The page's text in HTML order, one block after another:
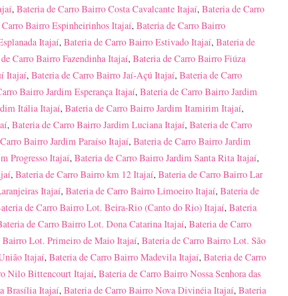
, Bateria de Carro Bairro Costa Cavalcante Itajaí, Bateria de Carro
Bairro Espinheirinhos Itajaí, Bateria de Carro Bairro
Itajaí, Bateria de Carro Bairro Estivado Itajaí, Bateria de
Carro Bairro Fazendinha Itajaí, Bateria de Carro Bairro Fiúza
Itajaí, Bateria de Carro Bairro Jaí-Açú Itajaí, Bateria de Carro
Bairro Jardim Esperança Itajaí, Bateria de Carro Bairro Jardim
Itália Itajaí, Bateria de Carro Bairro Jardim Itamirim Itajaí,
, Bateria de Carro Bairro Jardim Luciana Itajaí, Bateria de Carro
Bairro Jardim Paraíso Itajaí, Bateria de Carro Bairro Jardim
Progresso Itajaí, Bateria de Carro Bairro Jardim Santa Rita Itajaí,
, Bateria de Carro Bairro km 12 Itajaí, Bateria de Carro Bairro Lar
Itajaí, Bateria de Carro Bairro Limoeiro Itajaí, Bateria de
de Carro Bairro Lot. Beira-Rio (Canto do Rio) Itajaí, Bateria
de Carro Bairro Lot. Dona Catarina Itajaí, Bateria de Carro
Bairro Lot. Primeiro de Maio Itajaí, Bateria de Carro Bairro Lot. São
Itajaí, Bateria de Carro Bairro Madevila Itajaí, Bateria de Carro
Nilo Bittencourt Itajaí, Bateria de Carro Bairro Nossa Senhora das
Brasília Itajaí, Bateria de Carro Bairro Nova Divinéia Itajaí, Bateria